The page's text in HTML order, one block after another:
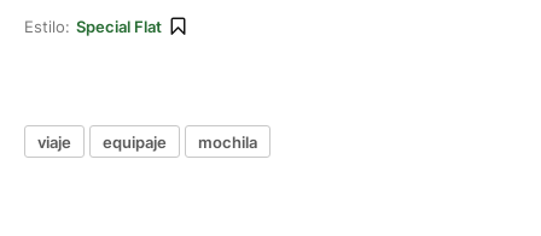
Estilo: Special Flat
viaje equipaje mochila